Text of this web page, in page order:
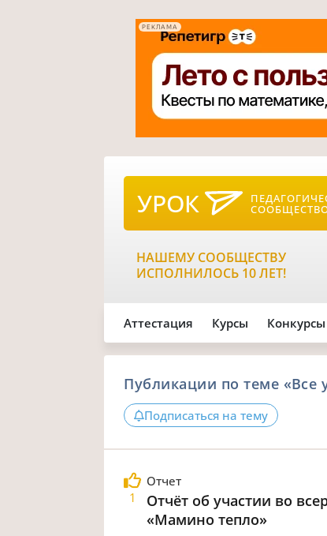
РЕКЛАМА
УРОК
НАШЕМУ СООБЩЕСТВУ
ИСПОЛНИЛОСЬ 10 ЛЕТ!
Аттестация Курсы Конкурсы
Публикации по теме «Все
Подписаться на тему
1
Отчет
Отчёт об участии во
«Мамино тепло»